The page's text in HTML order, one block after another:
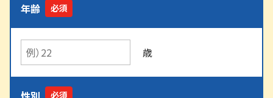
年齢
歳